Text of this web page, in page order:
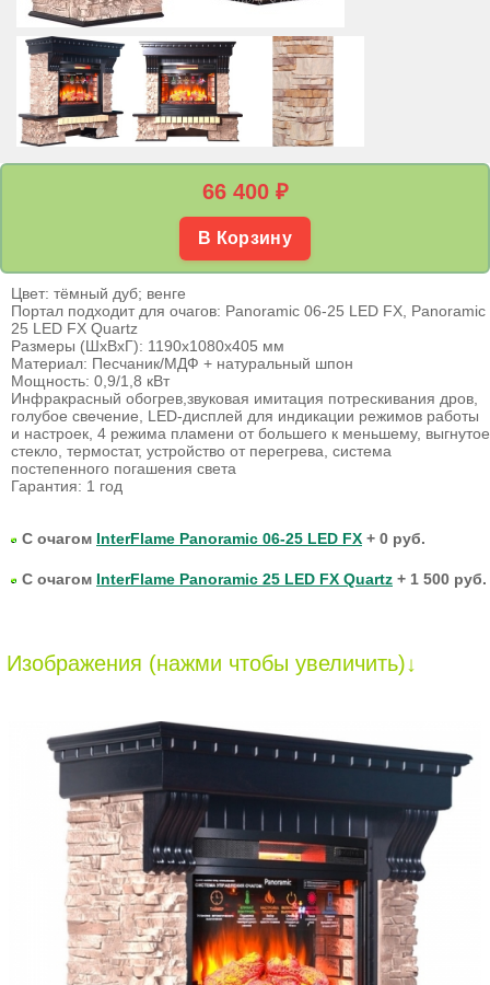
66 400 ₽
В Корзину
Цвет: тёмный дуб; венге
Портал подходит для очагов: Panoramic 06-25 LED FX, Panoramic
25 LED FX Quartz
Размеры (ШхВхГ): 1190х1080х405 мм
Материал: Песчаник/МДФ + натуральный шпон
Мощность: 0,9/1,8 кВт
Инфракрасный обогрев,звуковая имитация потрескивания дров,
голубое свечение, LED-дисплей для индикации режимов работы
и настроек, 4 режима пламени от большего к меньшему, выгнутое
стекло, термостат, устройство от перегрева, система
постепенного погашения света
Гарантия: 1 год
С очагом InterFlame Panoramic 06-25 LED FX + 0 руб.
С очагом InterFlame Panoramic 25 LED FX Quartz + 1 500 руб.
Изображения (нажми чтобы увеличить)↓